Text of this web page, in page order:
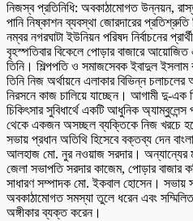
নিজস্ব প্রতিনিধি: অবকাঠামোগত উন্নয়ন,
পানি নিষ্কাশন ব্যবস্থা জোরদারের
নম্বর নগরঘাটা ইউনিয়ন পরিষদ নির্বাচনের
বৃহস্পতিবার বিকেলে পোড়ার বাজারে
তিনি। শিল্পপতি ও সমাজসেবক ইবাদুল ইসলাম
তিনি নিজ অর্থায়নে এলাকার বিভিন্ন
নিরসনে কাজ চালিয়ে যাচ্ছেন। আগামী দু-এক
চিকিৎসার সুবিধার্থে একটি আধুনিক
থেকে একজন অসচ্ছল ব্যক্তিকে নিজ খরচে
সভায় প্রধান অতিথি হিসেবে বক্তব্য দেন
আলহাজ মো. নুর নওয়াজ সরদার। অন্যান্যের
জেলা সভাপতি সরদার কাজেম, পোড়ার বাজার
সাধারণ সম্পাদক মো. ইকবাল হোসেন। সভায়
অবকাঠামোগত সমস্যা তুলে ধরেন এবং
অঙ্গীকার ব্যক্ত করেন।